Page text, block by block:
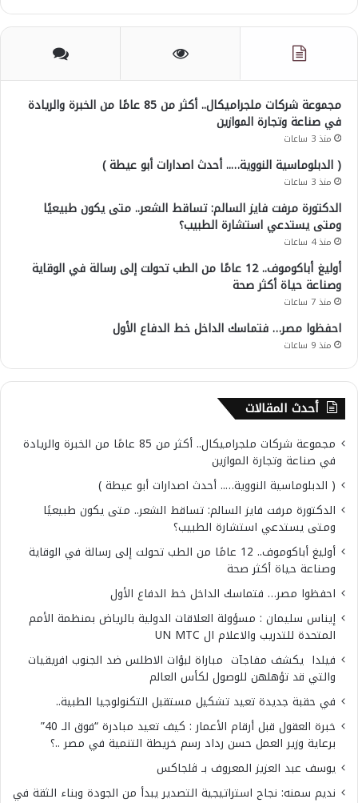
مجموعة شركات ملجراميكال.. أكثر من 85 عامًا من الخبرة والريادة
في صناعة وتجارة الموازين
منذ 3 ساعات
( الدبلوماسية النووية….. أحدث اصدارات أبو عيطة )
منذ 3 ساعات
الدكتورة مرفت فايز السالم: تساقط الشعر.. متى يكون طبيعيًا
ومتى يستدعي استشارة الطبيب؟
منذ 4 ساعات
أوليغ أباكوموف.. 12 عامًا من الطب تحولت إلى رسالة في الوقاية
وصناعة حياة أكثر صحة
منذ 7 ساعات
احفظوا مصر… فتماسك الداخل خط الدفاع الأول
منذ 9 ساعات
أحدث المقالات
مجموعة شركات ملجراميكال.. أكثر من 85 عامًا من الخبرة والريادة
في صناعة وتجارة الموازين
( الدبلوماسية النووية….. أحدث اصدارات أبو عيطة )
الدكتورة مرفت فايز السالم: تساقط الشعر.. متى يكون طبيعيًا
ومتى يستدعي استشارة الطبيب؟
أوليغ أباكوموف.. 12 عامًا من الطب تحولت إلى رسالة في الوقاية
وصناعة حياة أكثر صحة
احفظوا مصر… فتماسك الداخل خط الدفاع الأول
إيناس سليمان : مسؤولة العلاقات الدولية بالرياض بمنظمة الأمم
المتحدة للتدريب والاعلام ال UN MTC
فيلدا يكشف مفاجآت مباراة لبؤات الاطلس ضد الجنوب افريقيات
والتي قد تؤهلهن للوصول لكأس العالم
في حقبة جديدة تعيد تشكيل مستقبل التكنولوجيا الطبية..
خبرة العقول قبل أرقام الأعمار : كيف تعيد مبادرة “فوق الـ 40”
برعاية وزير العمل حسن رداد رسم خريطة التنمية في مصر ..؟
يوسف عبد العزيز المعروف بـ ڤلجاكس
نديم سمنه: نجاح استراتيجية التصدير يبدأ من الجودة وبناء الثقة في